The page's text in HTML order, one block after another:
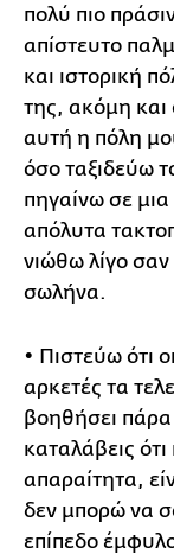
πολύ πιο
απίστευτο
και ιστορική
της, ακόμη και
αυτή η πόλη
όσο ταξιδεύω
πηγαίνω σε
απόλυτα
νιώθω λίγο σαν
σωλήνα.
• Πιστεύω ότι
αρκετές τα
βοηθήσει πάρα
καταλάβεις
απαραίτητα,
δεν μπορώ να
επίπεδο